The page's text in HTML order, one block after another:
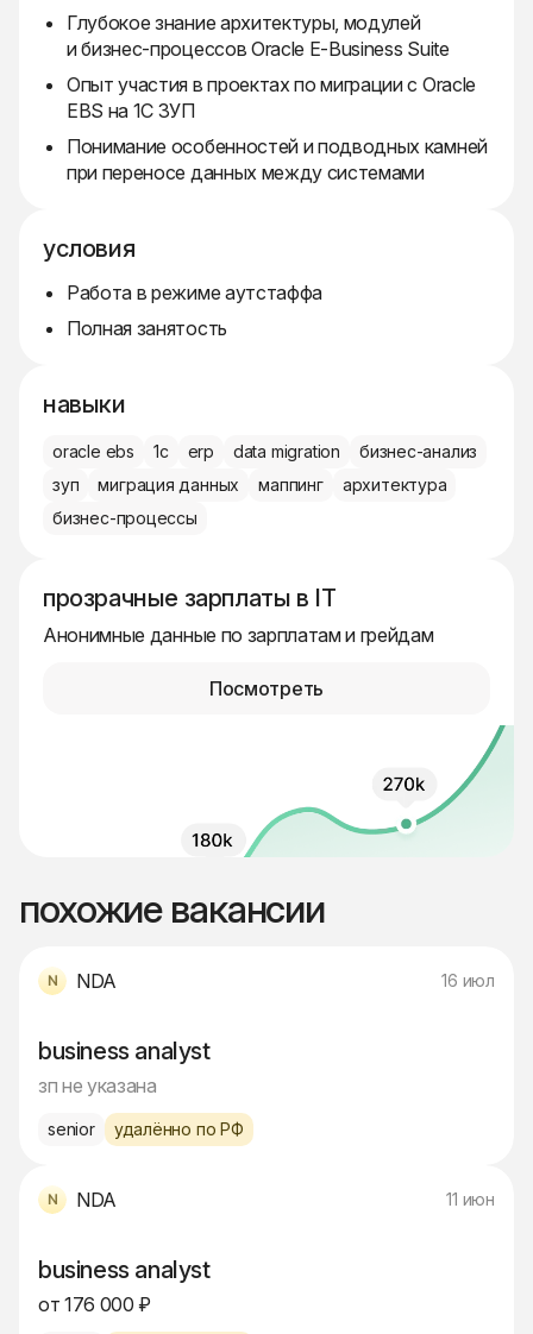
Глубокое знание архитектуры, модулей
и бизнес-процессов Oracle E-Business Suite
Опыт участия в проектах по миграции с Oracle
EBS на 1С ЗУП
Понимание особенностей и подводных камней
при переносе данных между системами
условия
Работа в режиме аутстаффа
Полная занятость
навыки
oracle ebs 1c erp data migration
бизнес-анализ
зуп
миграция данных маппинг
архитектура
бизнес-процессы
прозрачные зарплаты в IT
Анонимные данные по зарплатам и грейдам
Посмотреть
похожие вакансии
NDA 16 июл
business analyst
зп не указана
senior удалённо по РФ
NDA 11 июн
business analyst
от 176 000 ₽